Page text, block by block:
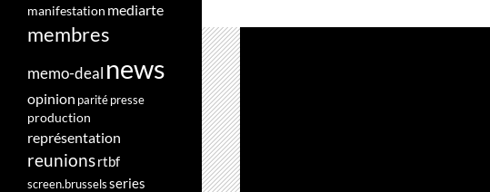
manifestation mediarte
membres
memo-deal news
opinion parité presse
production
représentation
reunionsrtbf
screen.brussels series